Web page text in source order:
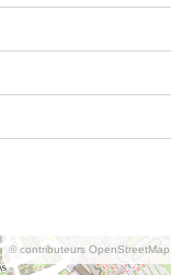
© contributeurs OpenStreetMap